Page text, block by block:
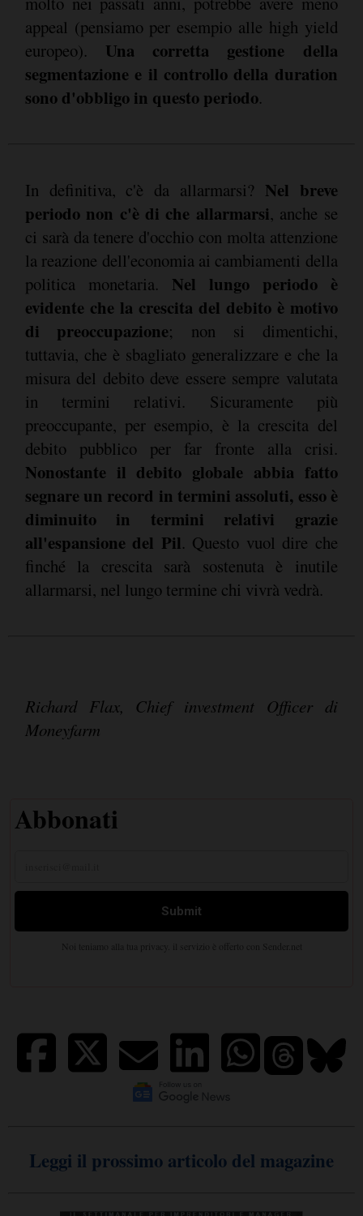
appeal (pensiamo per esempio alle high yield
europeo). Una corretta gestione della
segmentazione e il controllo della duration
sono d'obbligo in questo periodo.
In definitiva, c'è da allarmarsi? Nel breve
periodo non c'è di che allarmarsi, anche se
ci sarà da tenere d'occhio con molta attenzione
la reazione dell'economia ai cambiamenti della
politica monetaria. Nel lungo periodo è
evidente che la crescita del debito è motivo
di preoccupazione; non si dimentichi,
tuttavia, che è sbagliato generalizzare e che la
misura del debito deve essere sempre valutata
in termini relativi. Sicuramente più
preoccupante, per esempio, è la crescita del
debito pubblico per far fronte alla crisi.
Nonostante il debito globale abbia fatto
segnare un record in termini assoluti, esso è
diminuito in termini relativi grazie
all'espansione del Pil. Questo vuol dire che
finché la crescita sarà sostenuta è inutile
allarmarsi, nel lungo termine chi vivrà vedrà.
Richard Flax, Chief investment Officer di
Moneyfarm
Leggi il prossimo articolo del magazine